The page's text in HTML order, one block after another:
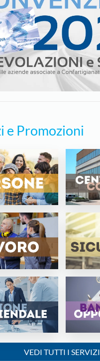
e Promozioni
VEDI TUTTI I SERVIZI